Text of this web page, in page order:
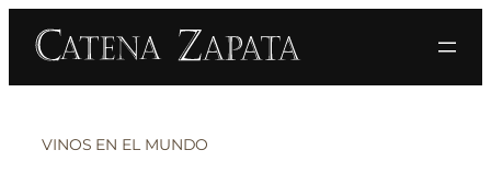
VINOS EN EL MUNDO